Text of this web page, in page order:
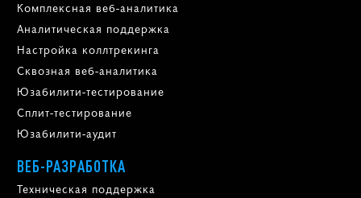
Комплексная веб-аналитика
Аналитическая поддержка
Настройка коллтрекинга
Сквозная веб-аналитика
Юзабилити-тестирование
Сплит-тестирование
Юзабилити-аудит
ВЕБ-РАЗРАБОТКА
Техническая поддержка